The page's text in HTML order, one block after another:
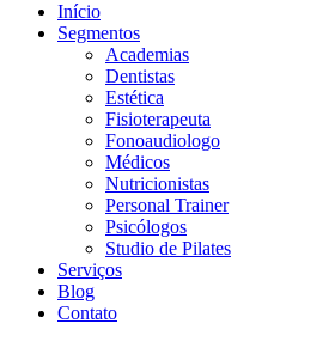
Início
Segmentos
Academias
Dentistas
Estética
Fisioterapeuta
Fonoaudiologo
Médicos
Nutricionistas
Personal Trainer
Psicólogos
Studio de Pilates
Serviços
Blog
Contato